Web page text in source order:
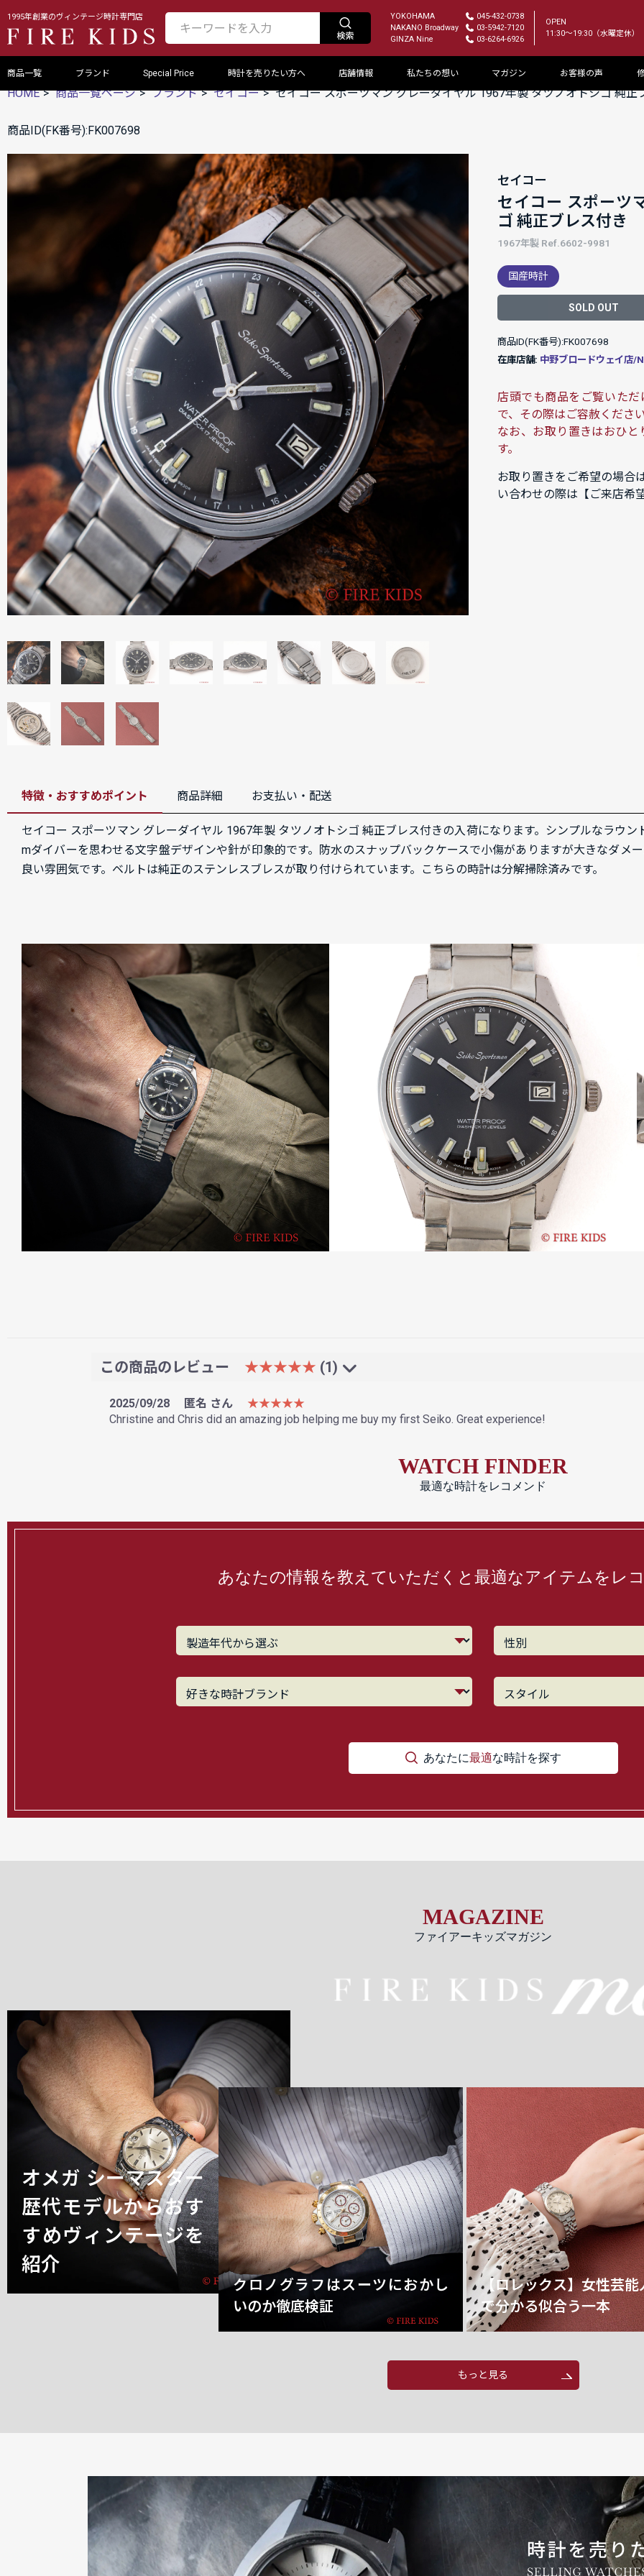
1995年創業のヴィンテージ時計専門店 YOKOHAMA
045-432-0738
NAKANO Broadway
03-5942-7120
GINZA Nine
03-6264-6926
OPEN
11:30～19:30（水曜定休）
商品一覧 ブランド Special Price 時計を売りたい方へ 店舗情報 私たちの想い マガジン お客様の声
HOME 商品一覧ページ ブランド セイコー セイコー スポーツマン グレーダイヤル 1967年製 タツノオトシゴ 純正
商品ID(FK番号):FK007698
セイコー
セイコー スポーツ
ゴ 純正ブレス付き
1967年製 Ref.6602-9981
国産時計
SOLD OUT
商品ID(FK番号):FK007698
在庫店舗: 中野ブロードウェイ店/
店頭でも商品をご覧いた
で、その際はご容赦ください
なお、お取り置きはおひ
す。
お取り置きをご希望の場合
い合わせの際は【ご来店希
特徴・おすすめポイント 商品詳細 お支払い・配送
セイコー スポーツマン グレーダイヤル 1967年製 タツノオトシゴ 純正ブレス付きの入荷になります。シンプルなラウ
mダイバーを思わせる文字盤デザインや針が印象的です。防水のスナップバックケースで小傷がありますが大きなダメ
良い雰囲気です。ベルトは純正のステンレスブレスが取り付けられています。こちらの時計は分解掃除済みです。
この商品のレビュー ★★★★★ (1)
2025/09/28 匿名 さん
★★★★★
Christine and Chris did an amazing job helping me buy my first Seiko. Great experience!
WATCH FINDER
最適な時計をレコメンド
あなたの情報を教えていただくと最適なアイテムをレ
あなたに最適な時計を探す
MAGAZINE
ファイアーキッズマガジン
オメガ シーマスター
歴代モデルからおす
すめヴィンテージを
紹介
クロノグラフはスーツにおかし
いのか徹底検証
【ロレックス】女性芸能
で分かる似合う一本
もっと見る